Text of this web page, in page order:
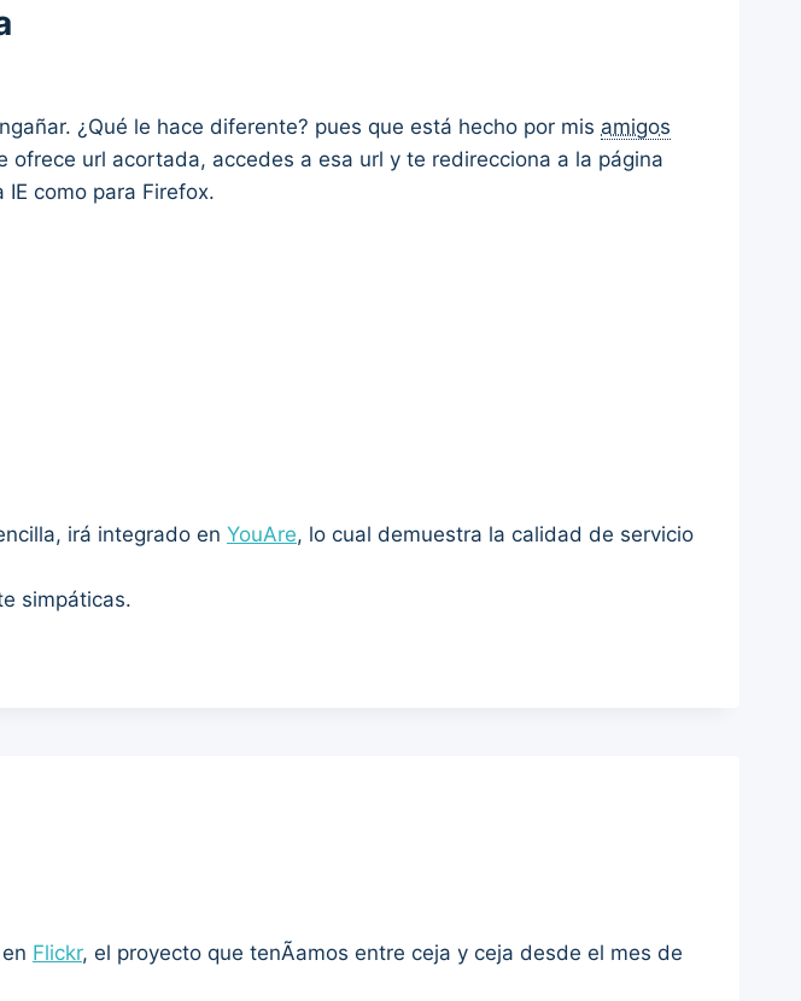
¿Qué le hace diferente? pues que está hecho por mis amigos
url acortada, accedes a esa url y te redirecciona a la página
como para Firefox.
irá integrado en YouAre, lo cual demuestra la calidad de servicio
simpáticas.
Flickr, el proyecto que tenÃ­amos entre ceja y ceja desde el mes de